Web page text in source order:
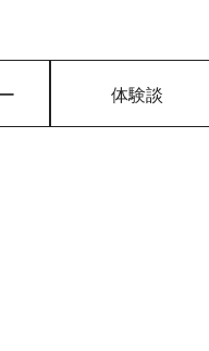
体験談